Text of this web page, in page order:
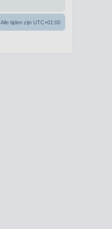
Alle tijden zijn UTC+01:00